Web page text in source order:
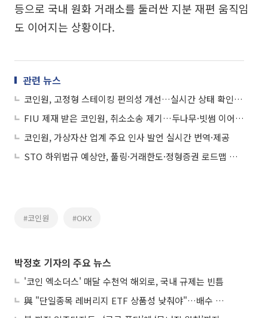
등으로 국내 원화 거래소를 둘러싼 지분 재편 움직임
도 이어지는 상황이다.
관련 뉴스
코인원, 고정형 스테이킹 편의성 개선…실시간 상태 확인 가능
FIU 제재 받은 코인원, 취소소송 제기…두나무·빗썸 이어 소송전
코인원, 가상자산 업계 주요 인사 발언 실시간 번역·제공
STO 하위법규 예상안, 풀링·거래한도·정형증권 로드맵 제시
#코인원 #OKX
박정호 기자의 주요 뉴스
'코인 엑소더스' 매달 수천억 해외로, 국내 규제는 빈틈
與 "단일종목 레버리지 ETF 상품성 낮춰야"…배수 조정안도 거론